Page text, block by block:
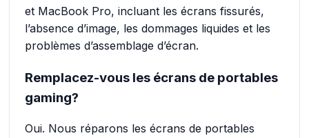
et MacBook Pro, incluant les écrans fissurés,
l’absence d’image, les dommages liquides et les
problèmes d’assemblage d’écran.
Remplacez-vous les écrans de portables
gaming?
Oui. Nous réparons les écrans de portables